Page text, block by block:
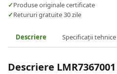
✓Produse originale certificate
✓Retururi gratuite 30 zile
Descriere Specificații tehnice
Descriere